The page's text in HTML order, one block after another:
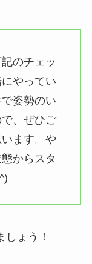
のチェッ
やってい
姿勢のい
、ぜひご
ます。や
からスタ
ょう！